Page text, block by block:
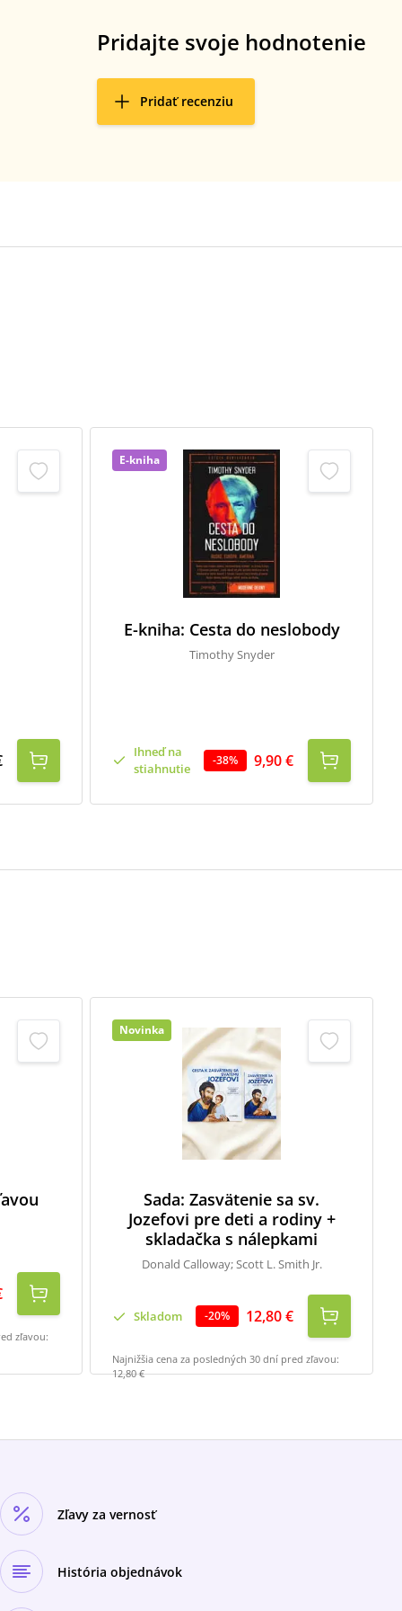
Pridajte svoje hodnotenie
Pridať recenziu
E-kniha
E-kniha: Cesta do neslobody
Timothy Snyder
Ihneď na
stiahnutie
-38% 9,90 €
zľavou:
Novinka
Sada: Zasvätenie sa sv.
Jozefovi pre deti a rodiny +
skladačka s nálepkami
Donald Calloway; Scott L. Smith Jr.
Skladom -20% 12,80 €
Najnižšia cena za posledných 30 dní pred zľavou:
12,80 €
Zľavy za vernosť
História objednávok